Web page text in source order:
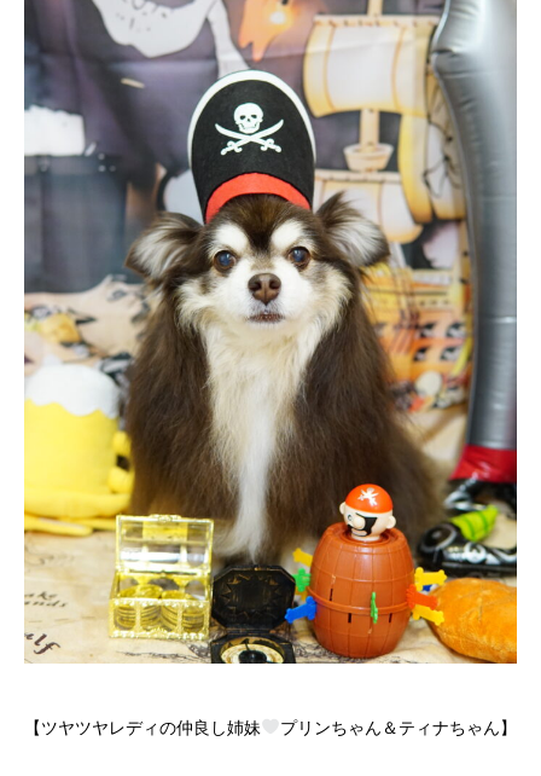
【ツヤツヤレディの仲良し姉妹 プリンちゃん＆ティナちゃん】